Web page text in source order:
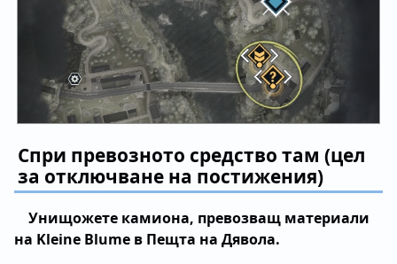
Спри превозното средство там (цел
за отключване на постижения)
Унищожете камиона, превозващ материали
на Kleine Blume в Пещта на Дявола.